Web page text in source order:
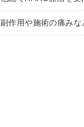
副作用や施術の痛み